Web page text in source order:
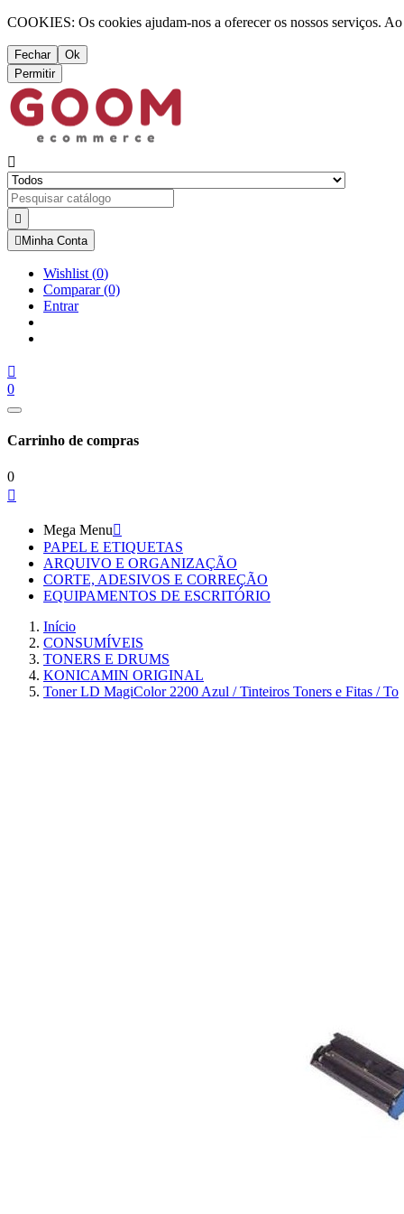
COOKIES: Os cookies ajudam-nos a oferecer os nossos serviços.
Fechar
Ok
Permitir


 Minha Conta
Wishlist (0)
Comparar(0)
Entrar

0
Carrinho de compras
0

Mega Menu
PAPEL E ETIQUETAS
ARQUIVO E ORGANIZAÇÃO
CORTE, ADESIVOS E CORREÇÃO
EQUIPAMENTOS DE ESCRITÓRIO
Início
CONSUMÍVEIS
TONERS E DRUMS
KONICAMIN ORIGINAL
Toner LD MagiColor 2200 Azul / Tinteiros Toners e Fitas / To